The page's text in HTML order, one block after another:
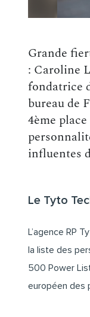
Grande
: Caroline
fondatrice
bureau de
4ème
influentes
Le Tyto
L’agence RP
la liste des
500 Power
européen des